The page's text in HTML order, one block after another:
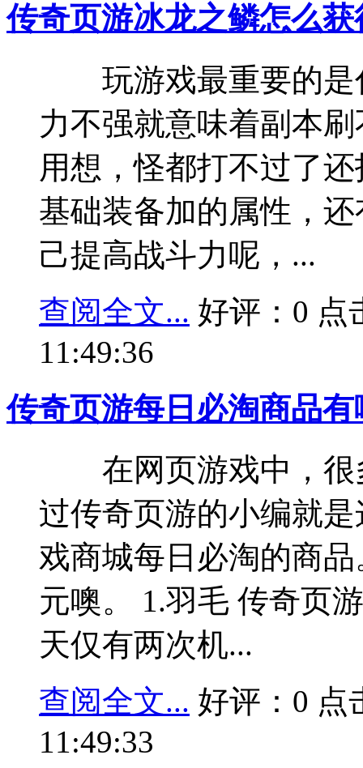
传奇页游冰龙之鳞怎么获
玩游戏最重要的是
力不强就意味着副本
用想，怪都打不过了
基础装备加的属性，
己提高战斗力呢，...
查阅全文... 好评：0 点
11:49:36
传奇页游每日必淘商品
在网页游戏中，很
过传奇页游的小编就
戏商城每日必淘的商
元噢。 1.羽毛 传奇页
天仅有两次机...
查阅全文... 好评：0 点
11:49:33